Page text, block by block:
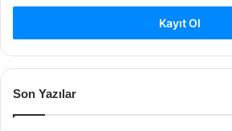
Kayıt Ol
Son Yazılar